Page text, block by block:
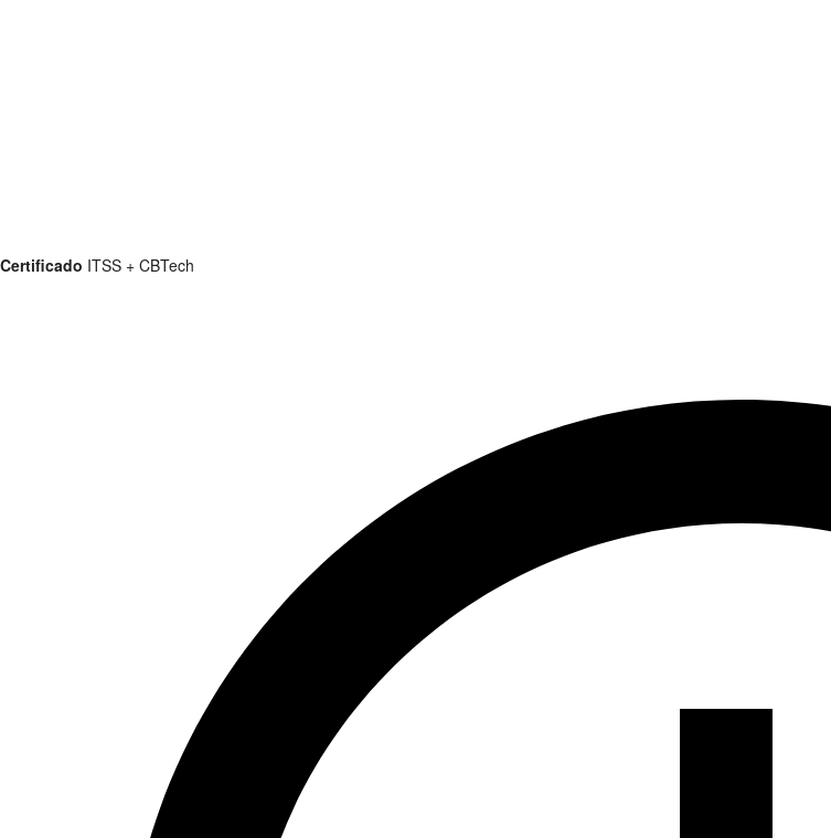
Certificado ITSS + CBTech